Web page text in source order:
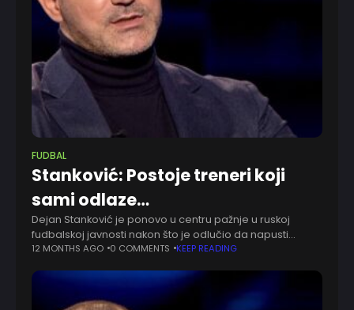
FUDBAL
Stanković: Postoje treneri koji
sami odlaze…
Dejan Stanković je ponovo u centru pažnje u ruskoj
fudbalskoj javnosti nakon što je odlučio da napusti
tribine pre završetka utakmice Kupa Rusije. Između
12 MONTHS AGO 0 COMMENTS KEEP READING